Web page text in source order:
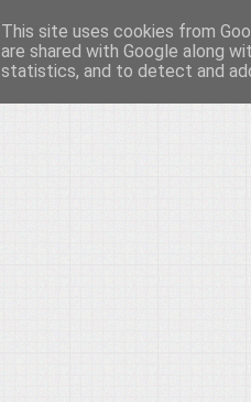
Το μεγαλείο
Είμαστε πάντα εδώ για να
This site uses cookies from
are shared with Google along
statistics, and to detect and